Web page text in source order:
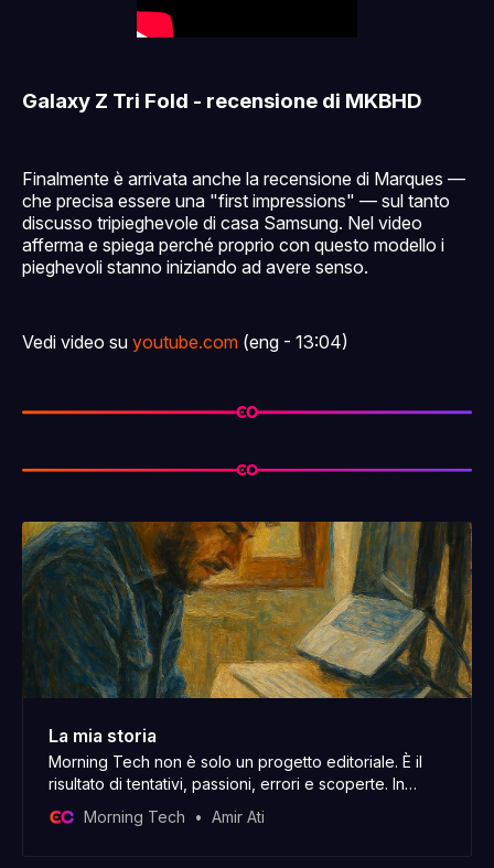
Galaxy Z Tri Fold - recensione di MKBHD
Finalmente è arrivata anche la recensione di Marques —
che precisa essere una "first impressions" — sul tanto
discusso tripieghevole di casa Samsung. Nel video
afferma e spiega perché proprio con questo modello i
pieghevoli stanno iniziando ad avere senso.
Vedi video su youtube.com (eng - 13:04)
La mia storia
Morning Tech non è solo un progetto editoriale. È il
risultato di tentativi, passioni, errori e scoperte. In
righe della mia storia.
Morning Tech Amir Ati